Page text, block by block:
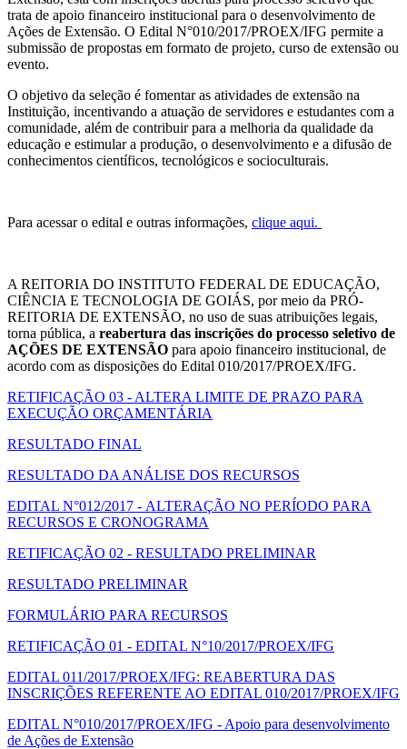
trata de apoio financeiro institucional para o desenvolvimento de
Ações de Extensão. O Edital N°010/2017/PROEX/IFG permite a
submissão de propostas em formato de projeto, curso de extensão ou
evento.
O objetivo da seleção é fomentar as atividades de extensão na
Instituição, incentivando a atuação de servidores e estudantes com a
comunidade, além de contribuir para a melhoria da qualidade da
educação e estimular a produção, o desenvolvimento e a difusão de
conhecimentos científicos, tecnológicos e socioculturais.
Para acessar o edital e outras informações, clique aqui.
A REITORIA DO INSTITUTO FEDERAL DE EDUCAÇÃO,
CIÊNCIA E TECNOLOGIA DE GOIÁS, por meio da PRÓ-
REITORIA DE EXTENSÃO, no uso de suas atribuições legais,
torna pública, a reabertura das inscrições do processo seletivo de
AÇÕES DE EXTENSÃO para apoio financeiro institucional, de
acordo com as disposições do Edital 010/2017/PROEX/IFG.
RETIFICAÇÃO 03 - ALTERA LIMITE DE PRAZO PARA
EXECUÇÃO ORÇAMENTÁRIA
RESULTADO FINAL
RESULTADO DA ANÁLISE DOS RECURSOS
EDITAL N°012/2017 - ALTERAÇÃO NO PERÍODO PARA
RECURSOS E CRONOGRAMA
RETIFICAÇÃO 02 - RESULTADO PRELIMINAR
RESULTADO PRELIMINAR
FORMULÁRIO PARA RECURSOS
RETIFICAÇÃO 01 - EDITAL N°10/2017/PROEX/IFG
EDITAL 011/2017/PROEX/IFG: REABERTURA DAS
INSCRIÇÕES REFERENTE AO EDITAL 010/2017/PROEX/IFG
EDITAL N°010/2017/PROEX/IFG - Apoio para desenvolvimento
de Ações de Extensão